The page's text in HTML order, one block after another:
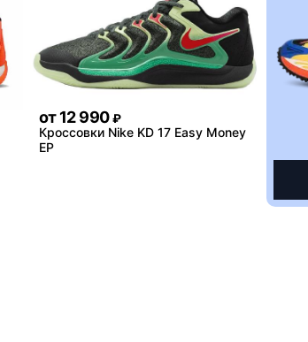
от 12 990 ₽
Кроссовки Nike KD 17 Easy Money
EP